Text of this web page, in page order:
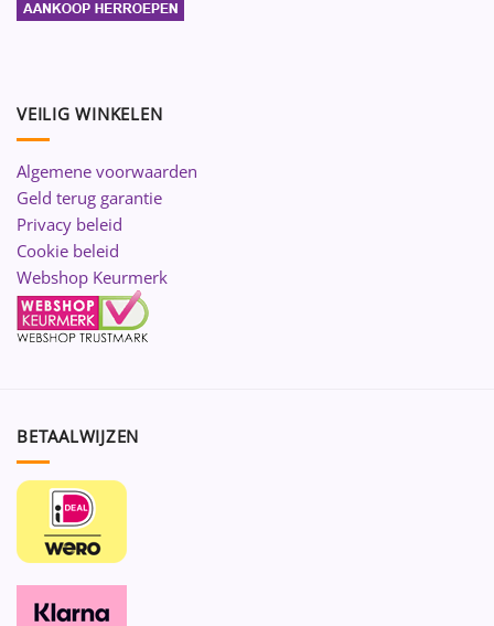
VEILIG WINKELEN
Algemene voorwaarden
Geld terug garantie
Privacy beleid
Cookie beleid
Webshop Keurmerk
BETAALWIJZEN